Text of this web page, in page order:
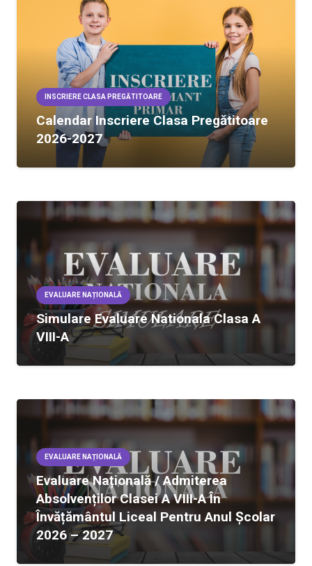
INSCRIERE CLASA PREGĂTITOARE
Calendar Inscriere Clasa Pregătitoare
2026-2027
EVALUARE NAȚIONALĂ
Simulare Evaluare Nationala Clasa A
VIII-A
EVALUARE NAȚIONALĂ
Evaluare Națională / Admiterea
Absolvenților Clasei A VIII-A În
Învățământul Liceal Pentru Anul Şcolar
2026 – 2027